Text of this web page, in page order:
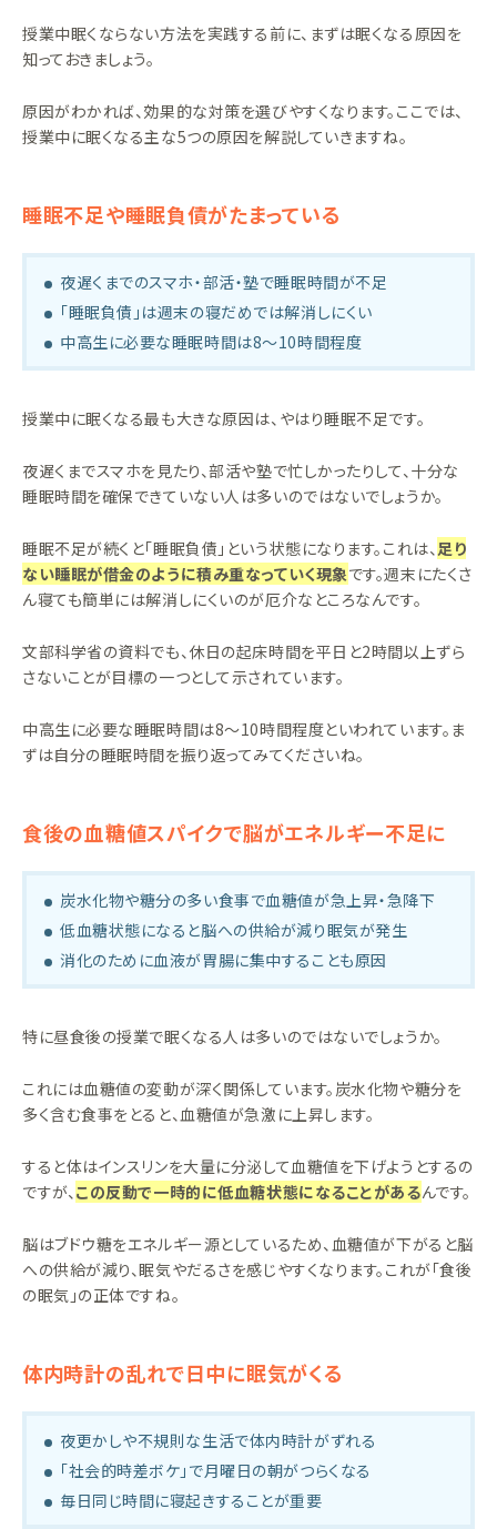
授業中眠くならない方法を実践する前に、まずは眠くなる原因を
知っておきましょう。
原因がわかれば、効果的な対策を選びやすくなります。ここでは、
授業中に眠くなる主な5つの原因を解説していきますね。
睡眠不足や睡眠負債がたまっている
夜遅くまでのスマホ・部活・塾で睡眠時間が不足
「睡眠負債」は週末の寝だめでは解消しにくい
中高生に必要な睡眠時間は8〜10時間程度
授業中に眠くなる最も大きな原因は、やはり睡眠不足です。
夜遅くまでスマホを見たり、部活や塾で忙しかったりして、十分な
睡眠時間を確保できていない人は多いのではないでしょうか。
睡眠不足が続くと「睡眠負債」という状態になります。これは、 足り
ない睡眠が借金のように積み重なっていく現象です。週末にたくさ
ん寝ても簡単には解消しにくいのが厄介なところなんです。
文部科学省の資料でも、休日の起床時間を平日と2時間以上ずら
さないことが目標の一つとして示されています。
中高生に必要な睡眠時間は8〜10時間程度といわれています。ま
ずは自分の睡眠時間を振り返ってみてくださいね。
食後の血糖値スパイクで脳がエネルギー不足に
炭水化物や糖分の多い食事で血糖値が急上昇・急降下
低血糖状態になると脳への供給が減り眠気が発生
消化のために血液が胃腸に集中することも原因
特に昼食後の授業で眠くなる人は多いのではないでしょうか。
これには血糖値の変動が深く関係しています。炭水化物や糖分を
多く含む食事をとると、血糖値が急激に上昇します。
すると体はインスリンを大量に分泌して血糖値を下げようとするの
ですが、 この反動で一時的に低血糖状態になることがあるんです。
脳はブドウ糖をエネルギー源としているため、血糖値が下がると脳
への供給が減り、眠気やだるさを感じやすくなります。これが「食後
の眠気」の正体ですね。
体内時計の乱れで日中に眠気がくる
夜更かしや不規則な生活で体内時計がずれる
「社会的時差ボケ」で月曜日の朝がつらくなる
毎日同じ時間に寝起きすることが重要